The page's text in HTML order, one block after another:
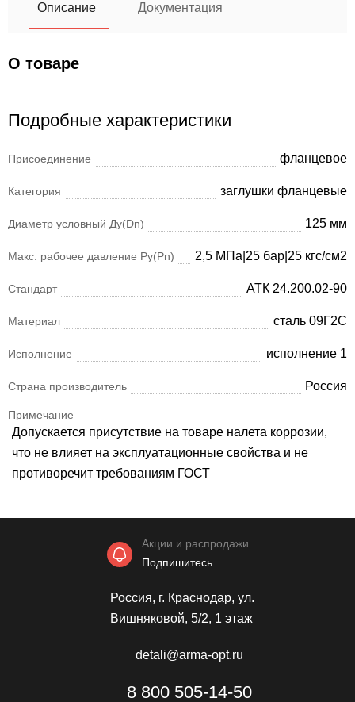
Описание Документация
О товаре
Подробные характеристики
Присоединение фланцевое
Категория заглушки фланцевые
Диаметр условный Ду(Dn) 125 мм
Макс. рабочее давление Ру(Pn) 2,5 МПа|25 бар|25 кгс/см2
Стандарт АТК 24.200.02-90
Материал сталь 09Г2С
Исполнение исполнение 1
Страна производитель Россия
Примечание
Допускается присутствие на товаре налета коррозии,
что не влияет на эксплуатационные свойства и не
противоречит требованиям ГОСТ
Акции и распродажи
Подпишитесь
Россия, г. Краснодар, ул.
Вишняковой, 5/2, 1 этаж
detali@arma-opt.ru
8 800 505-14-50